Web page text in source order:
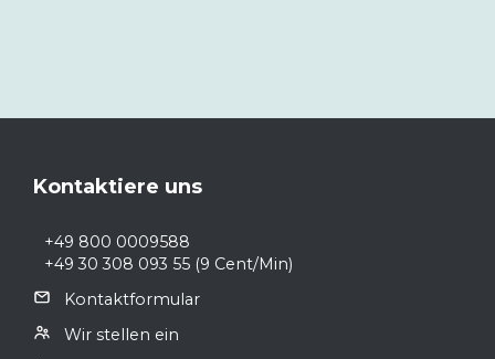
Footer
Kontaktiere uns
+49 800 0009588
+49 30 308 093 55 (9 Cent/Min)
Kontaktformular
Wir stellen ein